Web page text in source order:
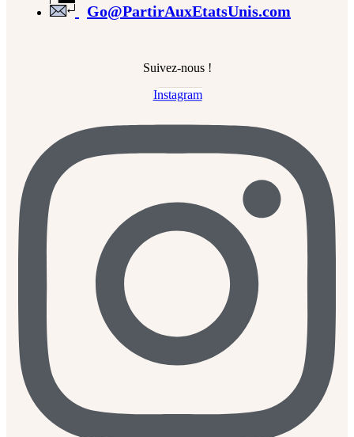
Go@PartirAuxEtatsUnis.com
Suivez-nous !
Instagram